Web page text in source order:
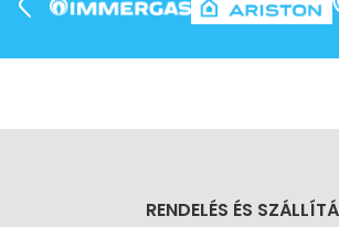
RENDELÉS ÉS